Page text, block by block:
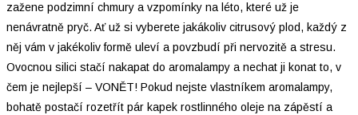
zažene podzimní chmury a vzpomínky na léto, které už je
nenávratně pryč. Ať už si vyberete jakákoliv citrusový plod, každý z
něj vám v jakékoliv formě uleví a povzbudí při nervozitě a stresu.
Ovocnou silici stačí nakapat do aromalampy a nechat ji konat to, v
čem je nejlepší – VONĚT! Pokud nejste vlastníkem aromalampy,
bohatě postačí rozetřít pár kapek rostlinného oleje na zápěstí a